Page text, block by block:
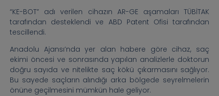
“KE-BOT” adı verilen cihazın AR-GE aşamaları TÜBİTAK
tarafından desteklendi ve ABD Patent Ofisi tarafından
tescillendi.
Anadolu Ajansı’nda yer alan habere göre cihaz, saç
ekimi öncesi ve sonrasında yapılan analizlerle doktorun
doğru sayıda ve nitelikte saç kökü çıkarmasını sağlıyor.
Bu sayede saçların alındığı arka bölgede seyrelmelerin
önüne geçilmesini mümkün hale geliyor.